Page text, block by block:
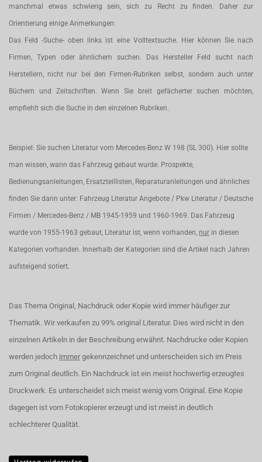
manchmal etwas schwierig sein, sich zu Recht zu finden. Daher zur
Orientierung einige Anmerkungen:
Das Feld -Suche- oben links ist eine Volltextsuche. Hier können Sie nach
Firmen, Typen oder ähnlichem suchen. Das Hersteller Feld sucht nach
Herstellern, nicht nur bei den Firmen-Rubriken selbst, sondern auch unter
Büchern und Zeitschriften. Wenn Sie breit gefächerter suchen möchten,
empfiehlt sich die Suche in den einzelnen Rubriken.
Beispiel: Sie suchen Literatur vom Mercedes-Benz W 198 (SL 300). Hier sollte
man wissen, wann das Fahrzeug gebaut wurde. Prospekte,
Bedienungsanleitungen, Ersatzteillisten, Reparaturanleitungen und ähnliches
finden Sie dann unter: Fahrzeug Literatur Angebote / Pkw Literatur / Deutsche
Firmen / Mercedes-Benz / MB 1945-1959 und 1960-1969. Das Fahrzeug
wurde von 1955-1963 gebaut, Literatur ist, wenn vorhanden, nur in diesen
Kategorien vorhanden. Innerhalb der Kategorien sind die Artikel nach Jahren
aufsteigend sotiert.
Das Thema Original, Nachdruck oder Kopie wird immer häufiger zur
Thematik. Wir verkaufen zu 99% original Literatur. Dies wird nicht in den
einzelnen Artikeln in der Beschreibung erwähnt. Nachdrucke oder Kopien
werden jedoch immer gekennzeichnet und unterscheiden sich im Preis
zum Original deutlich. Ein Nachdruck ist ein meist hochwertig erzeugtes
Druckwerk. Es unterscheidet sich meist wenig vom Original. Eine Kopie
dagegen ist vom Fotokopierer erzeugt und ist meist in deutlich
schlechterer Qualität.